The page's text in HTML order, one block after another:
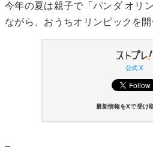
今年の夏は親子で「パンダ オリ
ながら、おうちオリンピックを
公式 X
最新情報をXで受け